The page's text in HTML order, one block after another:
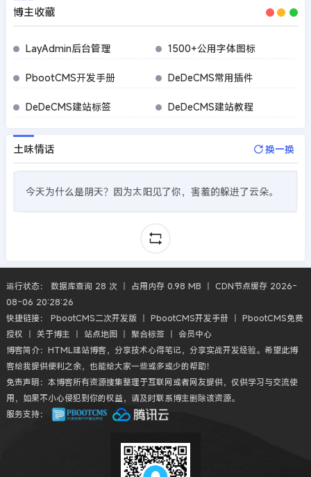
博主收藏
LayAdmin后台管理 1500+公用字体图标
PbootCMS开发手册 DeDeCMS常用插件
DeDeCMS建站标签 DeDeCMS建站教程
土味情话 换一换
今天为什么是阴天？因为太阳见了你，害羞的躲进了云朵。
运行状态： 数据库查询 28 次 丨 占用内存 0.98 MB 丨 CDN节点缓存 2026-
08-06 20:28:26
快捷链接： PbootCMS二次开发版丨 PbootCMS开发手册 丨 PbootCMS免费
授权 丨 关于博主 丨 站点地图丨 聚合标签丨 会员中心
博客简介：HTML建站博客，分享技术心得笔记，分享实战开发经验。希望此博
客给我提供便利之余，也能给大家一些或多或少的帮助！
免责声明：本博客所有资源搜集整理于互联网或者网友提供，仅供学习与交流使
用，如果不小心侵犯到你的权益，请及时联系博主删除该资源。
服务支持：